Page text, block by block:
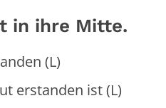
in ihre Mitte.
(L)
ist (L)